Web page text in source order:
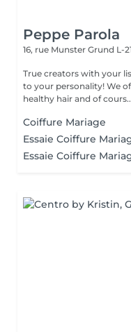
Peppe Parola
16, rue Munster Grund L-
True creators with your
to your personality! We
healthy hair and of
Coiffure Mariage
Essaie Coiffure
Essaie Coiffure